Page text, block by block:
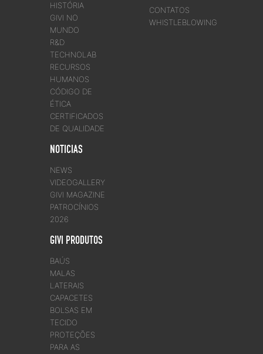
HISTÓRIA
GIVI NO
MUNDO
R&D
TECHNOLAB
RECURSOS
HUMANOS
CÓDIGO DE
ÉTICA
CERTIFICADOS
DE QUALIDADE
NOTICIAS
NEWS
VIDEOGALLERY
GIVI MAGAZINE
PATROCÍNIOS
2026
GIVI PRODUTOS
BAÚS
MALAS
LATERAIS
CAPACETES
BOLSAS EM
TECIDO
PROTEÇÕES
PARA AS
CONTATOS
WHISTLEBLOWING